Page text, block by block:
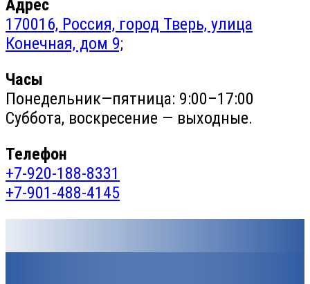
Адрес
170016, Россия, город Тверь, улица
Конечная, дом 9;
Часы
Понедельник—пятница: 9:00–17:00
Суббота, воскресение — выходные.
Телефон
+7-920-188-8331
+7-901-488-4145